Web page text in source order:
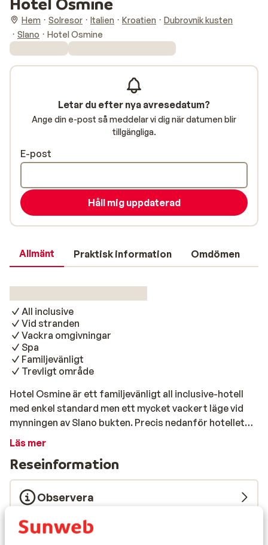
Hem Solresor Italien Kroatien
Dubrovnik kusten
Slano
Hotel Osmine
Allmänt Praktisk information Omdömen
All inclusive
Vid stranden
Vackra omgivningar
Spa
Familjevänligt
Trevligt område
Hotel Osmine är ett familjevänligt all inclusive-hotell
med enkel standard men ett mycket vackert läge vid
mynningen av Slano bukten. Precis nedanför hotellet
ligger en vacker stenstrand där du kan njuta av solen
poolområde erbjuder både pool och en barnpool samt
vacker utsikt över havet. De yngsta kan träffa nya
vänner och delta i roliga aktiviteter i barnklubben (här
talas inte svenska), och hotellets underhållningsteamet
ser till att varken barn eller vuxna har tråkigt under
semestern. Hotellet renoveras under den kommande
Läs mer
Reseinformation
Observera
Måltider
Letar du efter nya avresedatum?
Ange din e-post så meddelar vi dig när datumen blir
tillgängliga.
E-post
Håll mig uppdaterad